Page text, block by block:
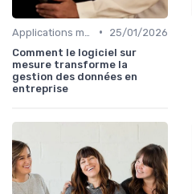
•
25/01/2026
Comment le logiciel sur
mesure transforme la
gestion des données en
entreprise